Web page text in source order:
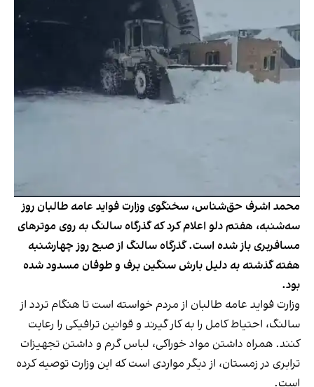
محمد اشرف حق‌شناس، سخنگوی وزارت فواید عامه طالبان روز
سه‌شنبه، هفتم دلو اعلام کرد که گذرگاه سالنگ به روی موترهای
مسافربری باز شده است. گذرگاه سالنگ از صبح روز چهارشنبه
هفته گذشته به دلیل بارش سنگین برف و طوفان مسدود شده
بود.
وزارت فواید عامه طالبان از مردم خواسته است تا هنگام تردد از
سالنگ، احتیاط کامل را به کار گیرند و قوانین ترافیکی را رعایت
کنند. همراه داشتن مواد خوراکی، لباس گرم و داشتن تجهیزات
ترابری در زمستان، از دیگر مواردی است که این وزارت توصیه کرده
است.